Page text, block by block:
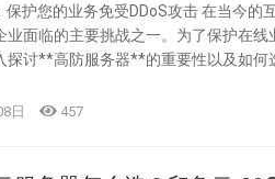
今的互联网环境中，网络安全威胁日益严重，特别是DDoS（分布式
业面临的主要挑战之一。为了保护在
日 457